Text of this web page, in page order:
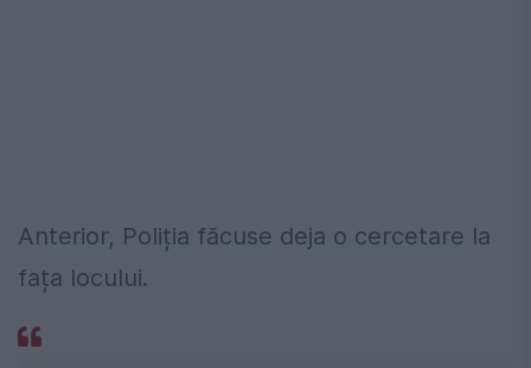
Anterior, Poliția făcuse deja o cercetare la
fața locului.